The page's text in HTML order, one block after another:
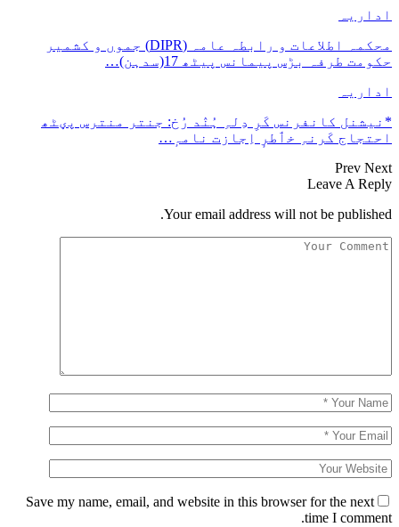
اداریہ
محکمہ اطلاعات و رابطہ عامہ (DIPR) جموں و کشمیر
حکومت طرفہ بڑس پیمانس پیٹھ 17(سدہن)…
اداریہ
*نیشنل کانفرنس کَرِ دِلہِ ہُنٛد رُخ: جنتر منترس پؠٹھ
احتجاج کَرنہِ خٲطرٕ اِجازت نامہٕ…
Prev Next
Leave A Reply
Your email address will not be published.
Save my name, email, and website in this browser for the next
time I comment.